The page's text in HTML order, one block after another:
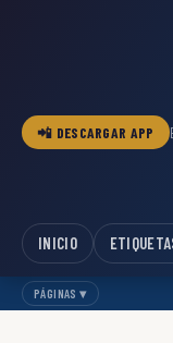
📲 DESCARGAR APP
INICIO
PÁGINAS ▾